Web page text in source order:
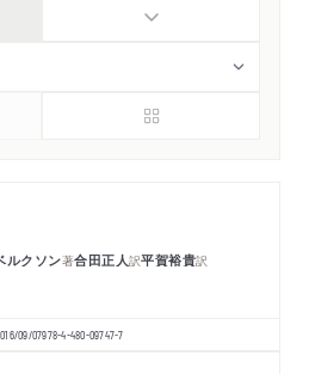
ルクソン著合田正人訳平賀裕貴訳
09/07978-4-480-09747-7